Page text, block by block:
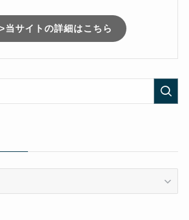
当サイトの詳細はこちら